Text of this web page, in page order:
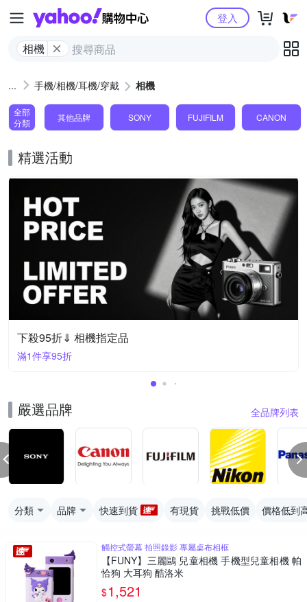
Yahoo購物中心
相機
登入
手機/相機/耳機/穿戴 相機
全部
分類
其他品牌 SONY FUJIFILM CANON
精選活動
下殺95折⇓ 相機指定品
滿1件享95折
嚴選品牌 全品牌列表
分類 品牌 快速到貨 有現貨 挑戰低價 價格低到
觸控式螢幕 拍照錄影 專屬桌布相框
【FUNY】三麗鷗 兒童相機 手機型兒童相機 帕
恰狗 大耳狗 酷洛米
$1,521